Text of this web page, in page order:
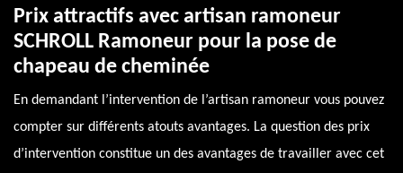
Prix attractifs avec artisan ramoneur
SCHROLL Ramoneur pour la pose de
chapeau de cheminée
En demandant l’intervention de l’artisan ramoneur vous pouvez
compter sur différents atouts avantages. La question des prix
d’intervention constitue un des avantages de travailler avec cet